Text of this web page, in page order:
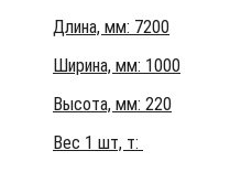
Длина, мм: 7200
Ширина, мм: 1000
Высота, мм: 220
Вес 1 шт, т: